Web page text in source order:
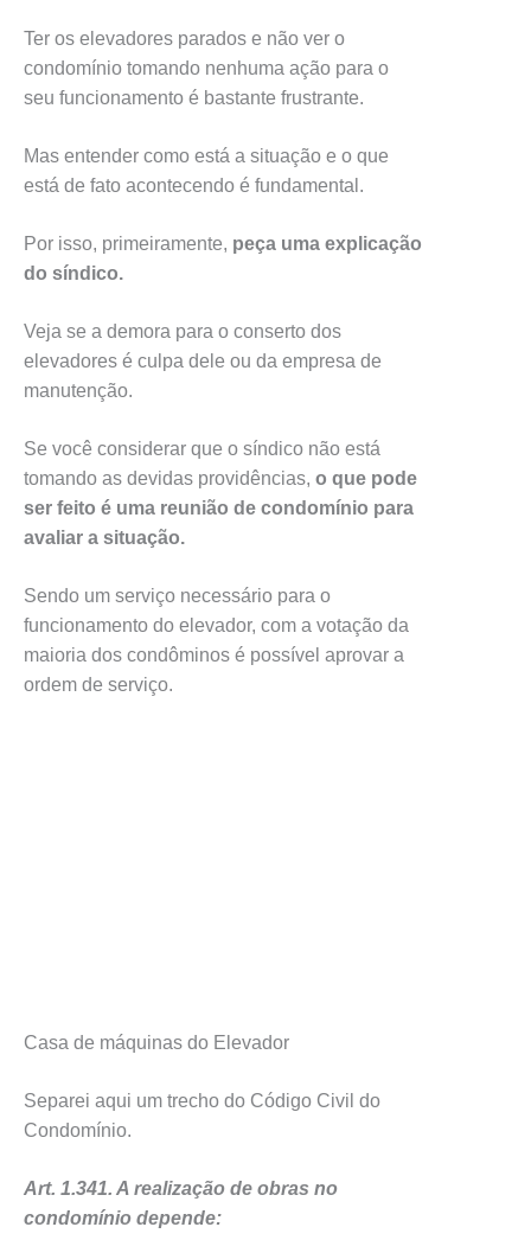
Ter os elevadores parados e não ver o
condomínio tomando nenhuma ação para o
seu funcionamento é bastante frustrante.
Mas entender como está a situação e o que
está de fato acontecendo é fundamental.
Por isso, primeiramente, peça uma explicação
do síndico.
Veja se a demora para o conserto dos
elevadores é culpa dele ou da empresa de
manutenção.
Se você considerar que o síndico não está
tomando as devidas providências, o que pode
ser feito é uma reunião de condomínio para
avaliar a situação.
Sendo um serviço necessário para o
funcionamento do elevador, com a votação da
maioria dos condôminos é possível aprovar a
ordem de serviço.
Casa de máquinas do Elevador
Separei aqui um trecho do Código Civil do
Condomínio.
Art. 1.341. A realização de obras no
condomínio depende: